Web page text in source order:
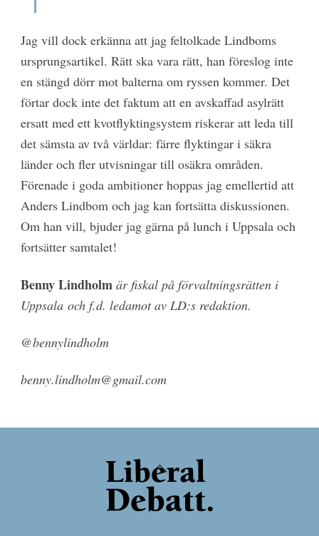
Jag vill dock erkänna att jag feltolkade Lindboms
ursprungsartikel. Rätt ska vara rätt, han föreslog inte
en stängd dörr mot balterna om ryssen kommer. Det
förtar dock inte det faktum att en avskaffad asylrätt
ersatt med ett kvotflyktingsystem riskerar att leda till
det sämsta av två världar: färre flyktingar i säkra
länder och fler utvisningar till osäkra områden.
Förenade i goda ambitioner hoppas jag emellertid att
Anders Lindbom och jag kan fortsätta diskussionen.
Om han vill, bjuder jag gärna på lunch i Uppsala och
fortsätter samtalet!
Benny Lindholm är fiskal på förvaltningsrätten i
Uppsala och f.d. ledamot av LD:s redaktion.
@bennylindholm
benny.lindholm@gmail.com
Back
To
Top